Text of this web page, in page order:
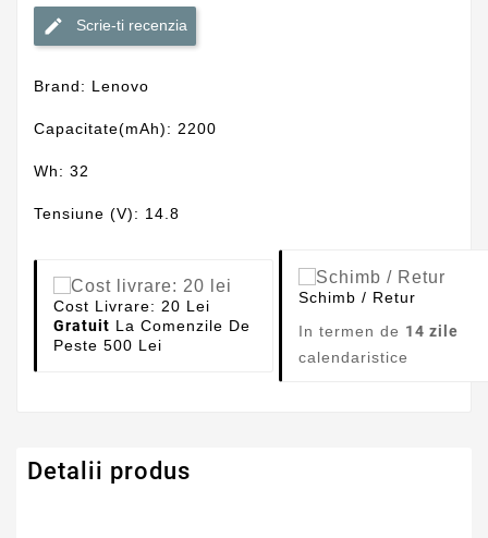
Scrie-ti recenzia
Brand: Lenovo
Capacitate(mAh): 2200
Wh: 32
Tensiune (V): 14.8
Cost Livrare: 20 Lei
Gratuit La Comenzile De
Peste 500 Lei
Schimb / Retur
In termen de 14 zile
calendaristice
Detalii produs